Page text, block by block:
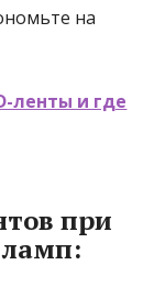
на
ленты и где
при